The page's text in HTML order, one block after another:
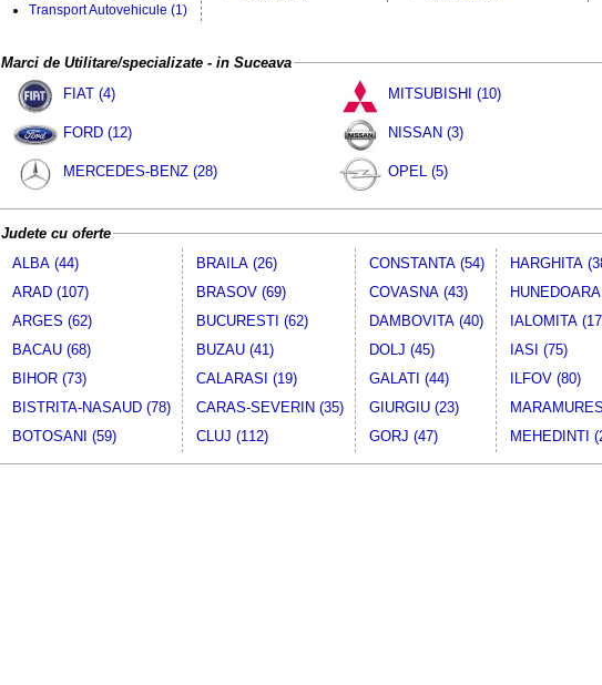
Transport Autovehicule (1)
Marci de Utilitare/specializate - in Suceava
FIAT (4)
FORD (12)
MERCEDES-BENZ (28)
MITSUBISHI (10)
NISSAN (3)
OPEL (5)
Judete cu oferte
ALBA (44)
ARAD (107)
ARGES (62)
BACAU (68)
BIHOR (73)
BISTRITA-NASAUD (78)
BOTOSANI (59)
BRAILA (26)
BRASOV (69)
BUCURESTI (62)
BUZAU (41)
CALARASI (19)
CARAS-SEVERIN (35)
CLUJ (112)
CONSTANTA (54)
COVASNA (43)
DAMBOVITA (40)
DOLJ (45)
GALATI (44)
GIURGIU (23)
GORJ (47)
HARGHITA
IALOMITA
IASI (75)
ILFOV (80)
MEHEDINTI